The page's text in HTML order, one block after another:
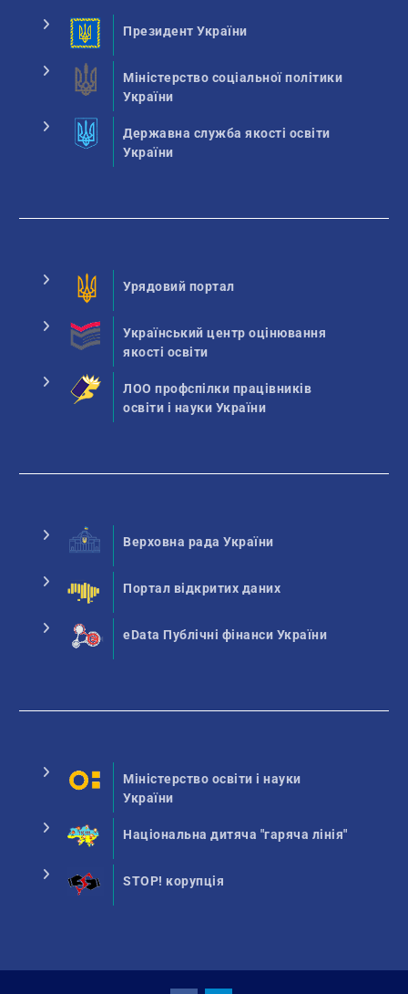
Президент України
Міністерство соціальної політики
України
Державна служба якості освіти
України
Урядовий портал
Український центр оцінювання
якості освіти
ЛОО профспілки працівників
освіти і науки України
Верховна рада України
Портал відкритих даних
eData Публічні фінанси України
Міністерство освіти і науки
України
Національна дитяча "гаряча лінія"
STOP! корупція